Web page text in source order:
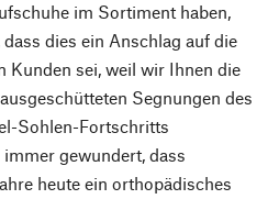
im Sortiment haben,
dies ein Anschlag auf die
Kunden sei, weil wir Ihnen die
Segnungen des
Sohlen-Fortschritts
gewundert, dass
heute ein orthopädisches